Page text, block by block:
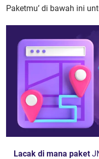
Paketmu’ di bawah ini
Lacak di mana paket